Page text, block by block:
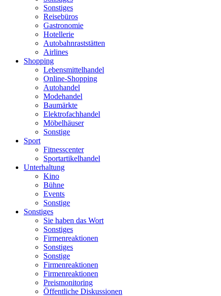
Sonstiges
Reisebüros
Gastronomie
Hotellerie
Autobahnraststätten
Airlines
Shopping
Lebensmittelhandel
Online-Shopping
Autohandel
Modehandel
Baumärkte
Elektrofachhandel
Möbelhäuser
Sonstige
Sport
Fitnesscenter
Sportartikelhandel
Unterhaltung
Kino
Bühne
Events
Sonstige
Sonstiges
Sie haben das Wort
Sonstiges
Firmenreaktionen
Sonstiges
Sonstige
Firmenreaktionen
Firmenreaktionen
Preismonitoring
Öffentliche Diskussionen